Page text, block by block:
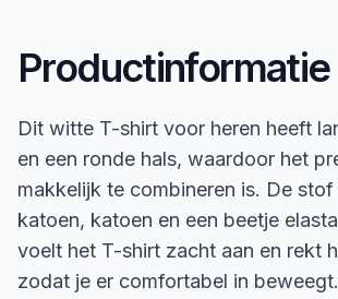
Productinformatie
Dit witte T-shirt voor heren heeft
en een ronde hals, waardoor het
makkelijk te combineren is. De
katoen, katoen en een beetje
voelt het T-shirt zacht aan en rekt
zodat je er comfortabel in